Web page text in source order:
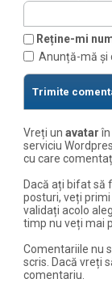
Reține-mi
Anunță-mă și
Vreți unavatarîn
serviciu
cu care
Dacă ați bifat să
posturi, veți
validați acolo
timp nu veți mai
Comentariile nu
scris. Dacă vreți
comentariu.